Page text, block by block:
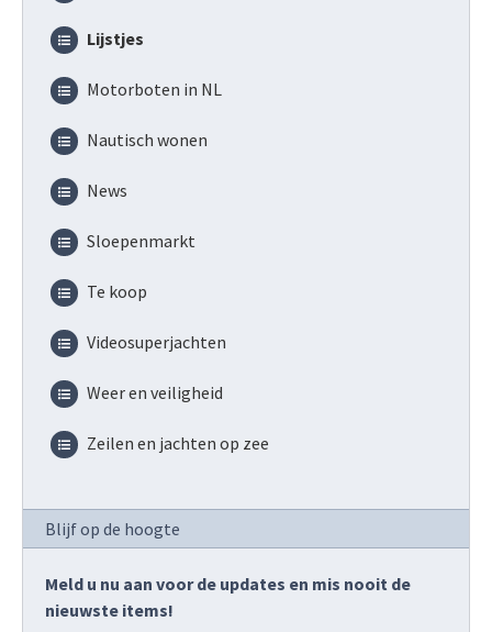
Lijstjes
Motorboten in NL
Nautisch wonen
News
Sloepenmarkt
Te koop
Videosuperjachten
Weer en veiligheid
Zeilen en jachten op zee
Blijf op de hoogte
Meld u nu aan voor de updates en mis nooit de
nieuwste items!